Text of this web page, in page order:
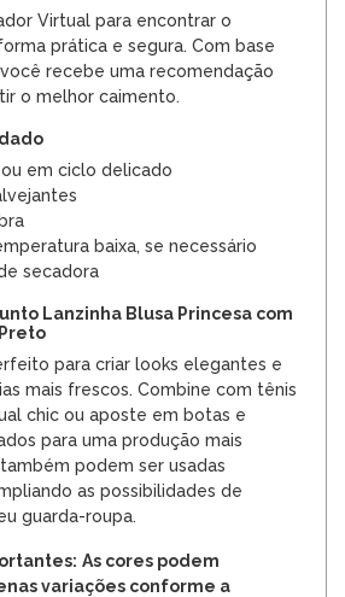
Virtual para encontrar o
prática e segura. Com base
recebe uma recomendação
o melhor caimento.
ou em ciclo delicado
baixa, se necessário
secadora
Lanzinha Blusa Princesa com
para criar looks elegantes e
mais frescos. Combine com tênis
chic ou aposte em botas e
para uma produção mais
podem ser usadas
as possibilidades de
guarda-roupa.
As cores podem
variações conforme a